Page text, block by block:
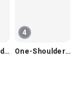
Mesh Pointed Toe Pumps V165
4
One-Shoulder Slim-Fit Flattering Mermaid Skirt Dress V2295